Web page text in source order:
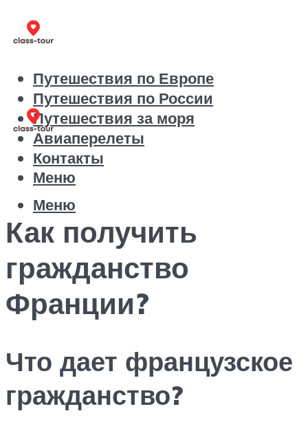
Путешествия по Европе
Путешествия по России
Путешествия за моря
Авиаперелеты
Контакты
Меню
Меню
Как получить
гражданство
Франции?
Что дает французское
гражданство?